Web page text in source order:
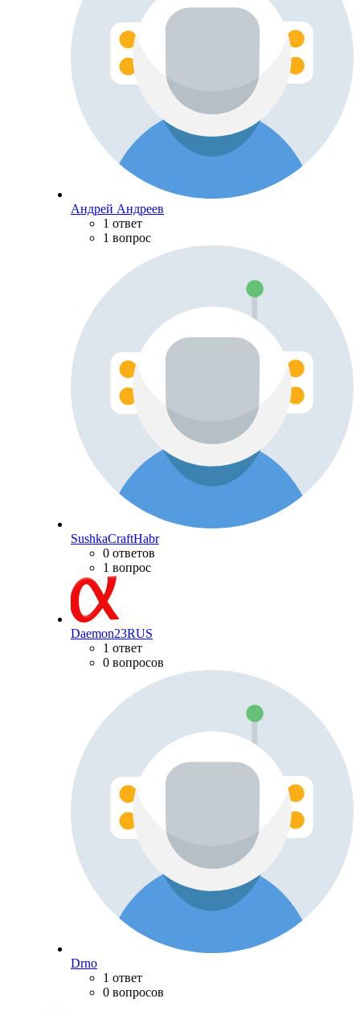
Андрей Андреев
1 ответ
1 вопрос
SushkaCraftHabr
0 ответов
1 вопрос
Daemon23RUS
1 ответ
0 вопросов
Drno
1 ответ
0 вопросов